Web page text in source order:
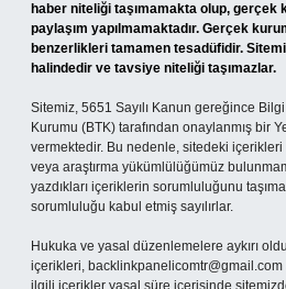
haber niteliği taşımamakta olup, gerçek
paylaşım yapılmamaktadır. Gerçek
benzerlikleri tamamen tesadüfidir.
halindedir ve tavsiye niteliği taşımazlar.
Sitemiz, 5651 Sayılı Kanun gereğince
Kurumu (BTK) tarafından onaylanmış bir
vermektedir. Bu nedenle, sitedeki
veya araştırma yükümlülüğümüz
yazdıkları içeriklerin sorumluluğunu
sorumluluğu kabul etmiş sayılırlar.
Hukuka ve yasal düzenlemelere aykırı
içerikleri, backlinkpanelicomtr@gmail.com
ilgili içerikler yasal süre içerisinde